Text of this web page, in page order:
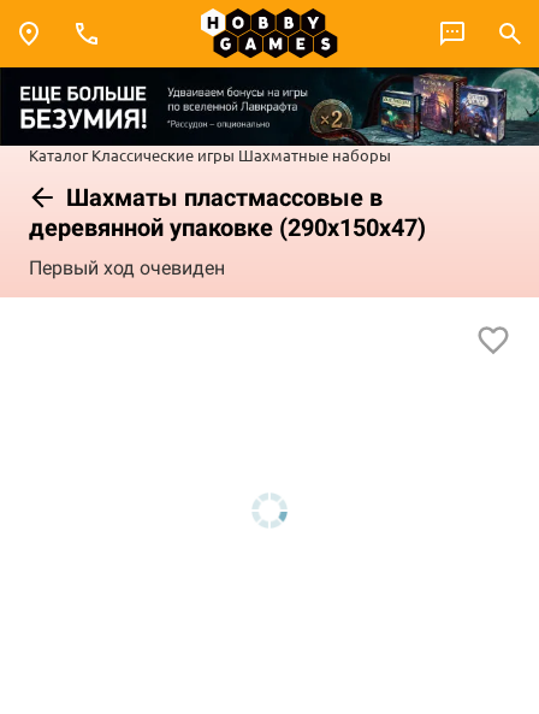
Каталог Классические игры Шахматные наборы
Шахматы пластмассовые в
деревянной упаковке (290x150x47)
Первый ход очевиден